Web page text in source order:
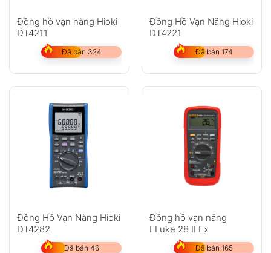
Đồng hồ vạn năng Hioki
DT4211
Đã bán 324
Đồng Hồ Vạn Năng Hioki
DT4221
Đã bán 174
Đồng Hồ Vạn Năng Hioki
DT4282
Đã bán 46
Đồng hồ vạn năng
FLuke 28 II Ex
Đã bán 165